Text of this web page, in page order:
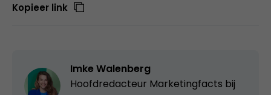
Kopieer link
Imke Walenberg
Hoofdredacteur Marketingfacts bij